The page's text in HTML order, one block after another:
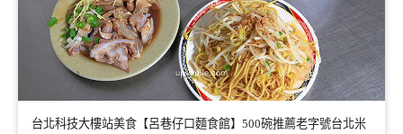
台北科技大樓站美食【呂巷仔口麵食館】500碗推薦老字號台北米